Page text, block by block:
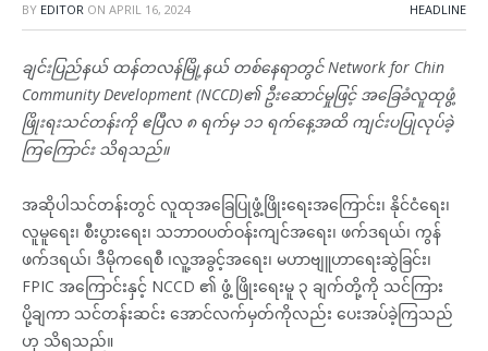
BY EDITOR ON APRIL 16, 2024 HEADLINE
ချင်းပြည်နယ် ထန်တလန်မြို့နယ် တစ်နေရာတွင် Network for Chin
Community Development (NCCD)၏ ဦးဆောင်မှုဖြင့် အခြေခံလူထုဖွံ့
ဖြိုးရးသင်တန်းကို ဧပြီလ ၈ ရက်မှ ၁၁ ရက်နေ့အထိ ကျင်းပပြုလုပ်ခဲ့
ကြကြောင်း သိရသည်။
အဆိုပါသင်တန်းတွင် လူထုအခြေပြုဖွံ့ဖြိုးရေးအကြောင်း၊ နိုင်ငံရေး၊
လူမူရေး၊ စီးပွားရေး၊ သဘာဝပတ်ဝန်းကျင်အရေး၊ ဖက်ဒရယ်၊ ကွန်
ဖက်ဒရယ်၊ ဒီမိုကရေစီ ၊လူ့အခွင့်အရေး၊ မဟာဗျူဟာရေးဆွဲခြင်း၊
FPIC အကြောင်းနှင့် NCCD ၏ ဖွံ့ ဖြိုးရေးမူ ၃ ချက်တို့ကို သင်ကြား
ပို့ချကာ သင်တန်းဆင်း အောင်လက်မှတ်ကိုလည်း ပေးအပ်ခဲ့ကြသည်
ဟု သိရသည်။